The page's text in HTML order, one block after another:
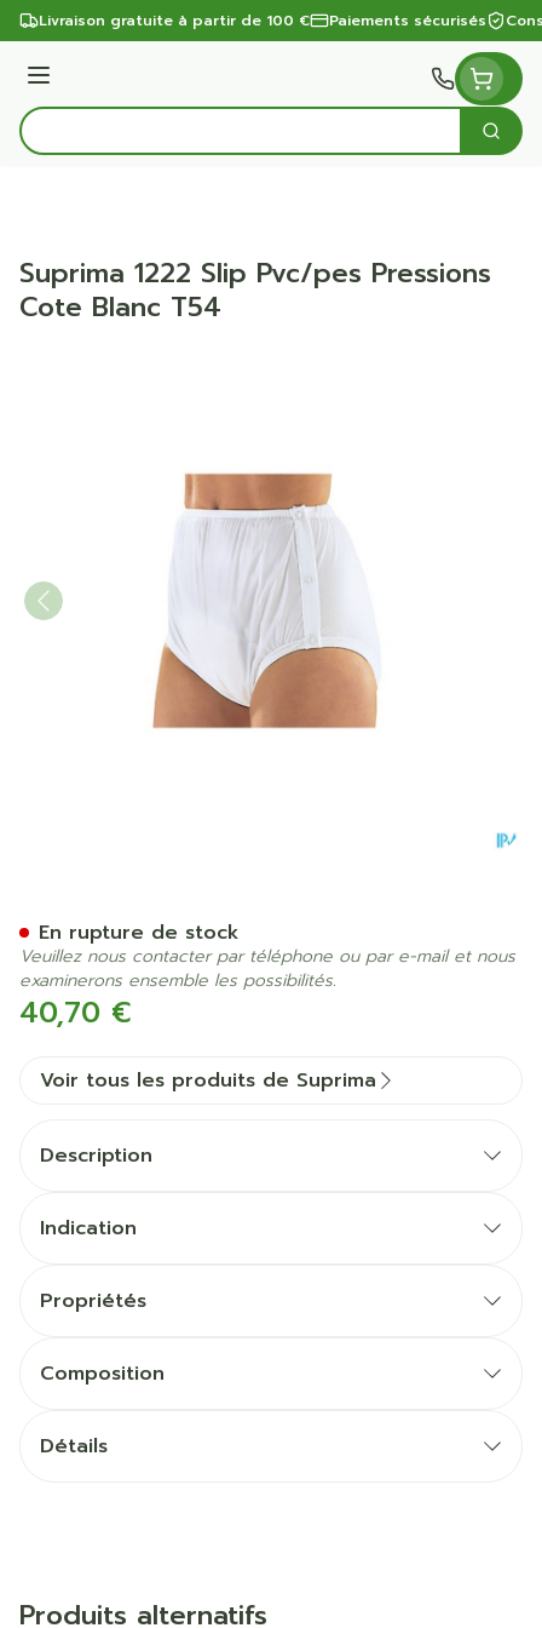
Aller au contenu
Livraison gratuite à partir de 100 € Paiements sécurisés
Menu
Rechercher
Suprima 1222 Slip Pvc/pes Pressions
Cote Blanc T54
40,70 €
En rupture de stock
Veuillez nous contacter par téléphone ou par e-mail et nous
examinerons ensemble les possibilités.
Voir tous les produits de Suprima
Description
Indication
Propriétés
Composition
Détails
Produits alternatifs